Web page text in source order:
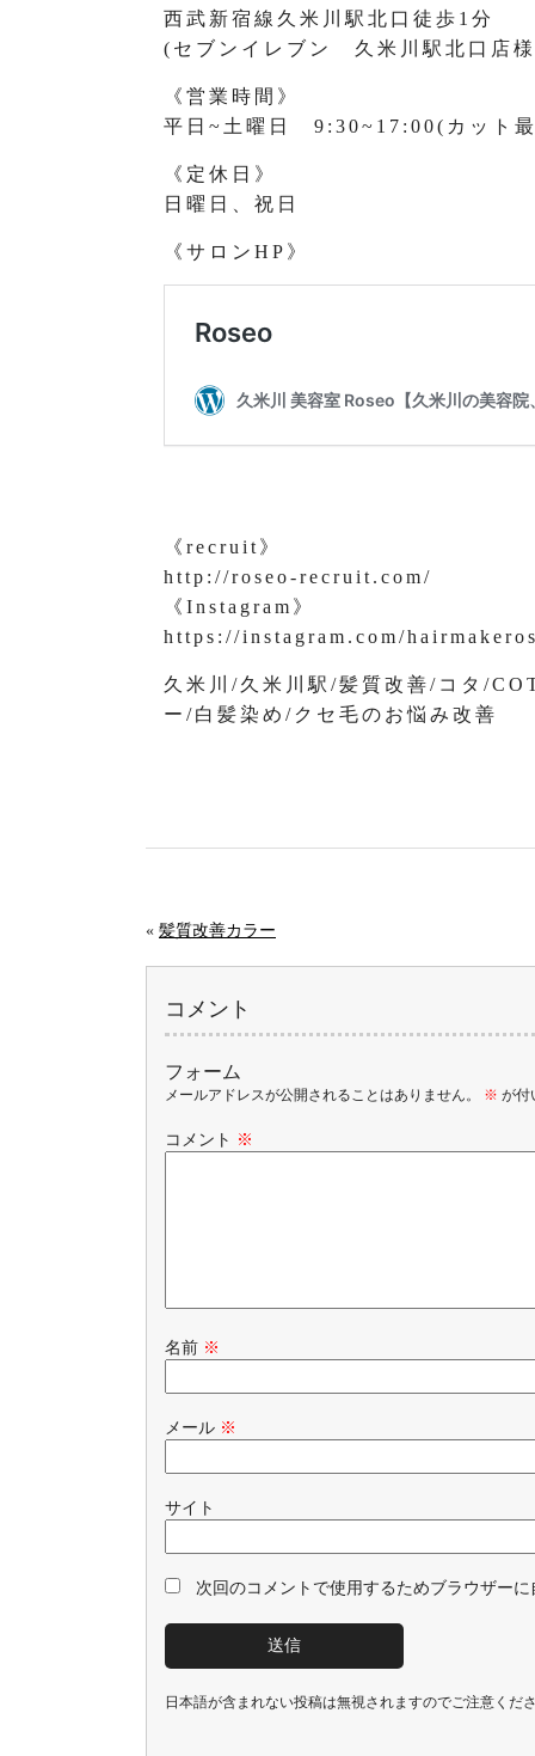
西武新宿線久米川駅北口徒歩1分
(セブンイレブン 久米川駅北口店
《営業時間》
平日~土曜日 9:30~17:00(カット
《定休日》
日曜日、祝日
《サロンHP》
《recruit》
http://roseo-recruit.com/
《Instagram》
https://instagram.com/
久米川/久米川駅/髪質改善/コタ/
ー/白髪染め/クセ毛のお悩み改善
« 髪質改善カラー
コメント
フォーム
メールアドレスが公開されることはありません。 ※ が付
コメント ※
名前 ※
メール ※
サイト
次回のコメントで使用するためブラウザー
日本語が含まれない投稿は無視されますのでご注意くだ